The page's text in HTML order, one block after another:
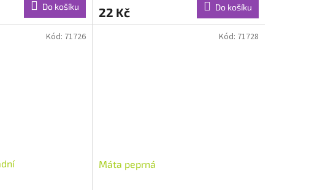
Do košíku 22 Kč Do košíku
Kód: 71726
Máta peprná
Kód: 71728